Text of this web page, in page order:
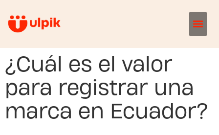
¿Cuál es el valor
para registrar una
marca en Ecuador?